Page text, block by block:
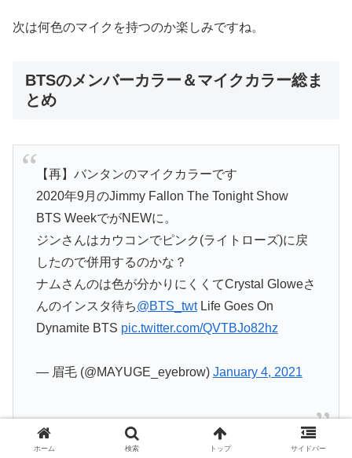
次は何色のマイクを持つのか楽しみですね。
BTSのメンバーカラー＆マイクカラー総ま
とめ
【再】バンタンのマイクカラーです
2020年9月のJimmy Fallon The Tonight Show
BTS WeekでがNEWに。
ジンさんはカウコンでピンク(ライトローズ)に戻
したので併用するのかな？
ナムさんのは色が分かりにくくてCrystal Gloweさ
んのインスタ待ち@BTS_twtLife Goes On
Dynamite BTS pic.twitter.com/QVTBJo82hz
— 眉毛 (@MAYUGE_eyebrow) January 4, 2021
ホーム 検索 トップ サイドバー